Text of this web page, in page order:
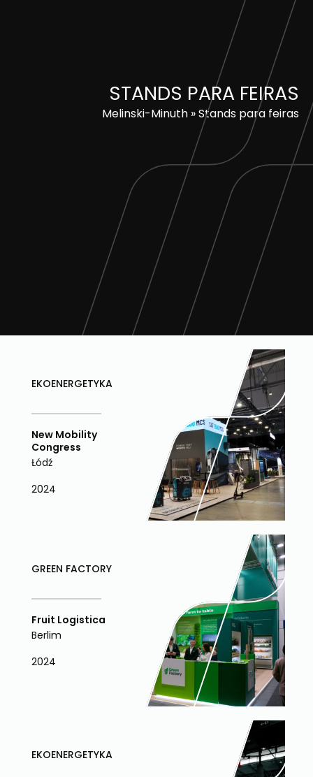
STANDS PARA FEIRAS
Melinski-Minuth »Stands para feiras
EKOENERGETYKA
New Mobility
Congress
Łódź
2024
GREEN FACTORY
Fruit Logistica
Berlim
2024
EKOENERGETYKA